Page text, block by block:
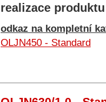
realizace produktu
odkaz na kompletní
OLJN450 - Standard